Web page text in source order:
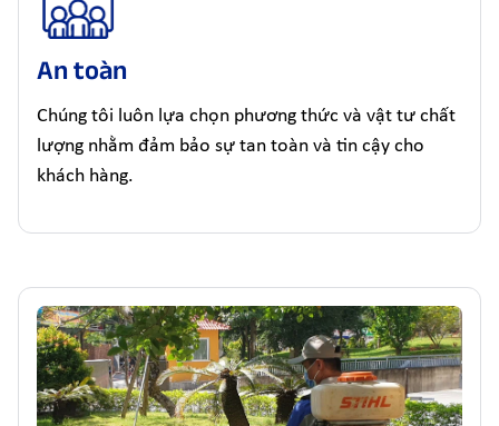
An toàn
Chúng tôi luôn lựa chọn phương thức và vật tư chất
lượng nhằm đảm bảo sự tan toàn và tin cậy cho
khách hàng.